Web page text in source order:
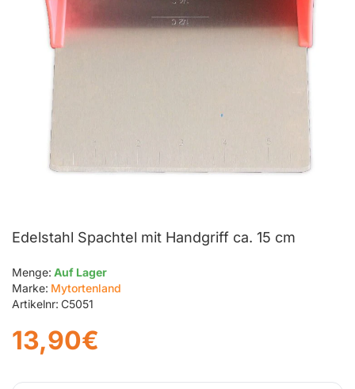
Edelstahl Spachtel mit Handgriff ca. 15 cm
Menge: Auf Lager
Marke: Mytortenland
Artikelnr: C5051
13,90€